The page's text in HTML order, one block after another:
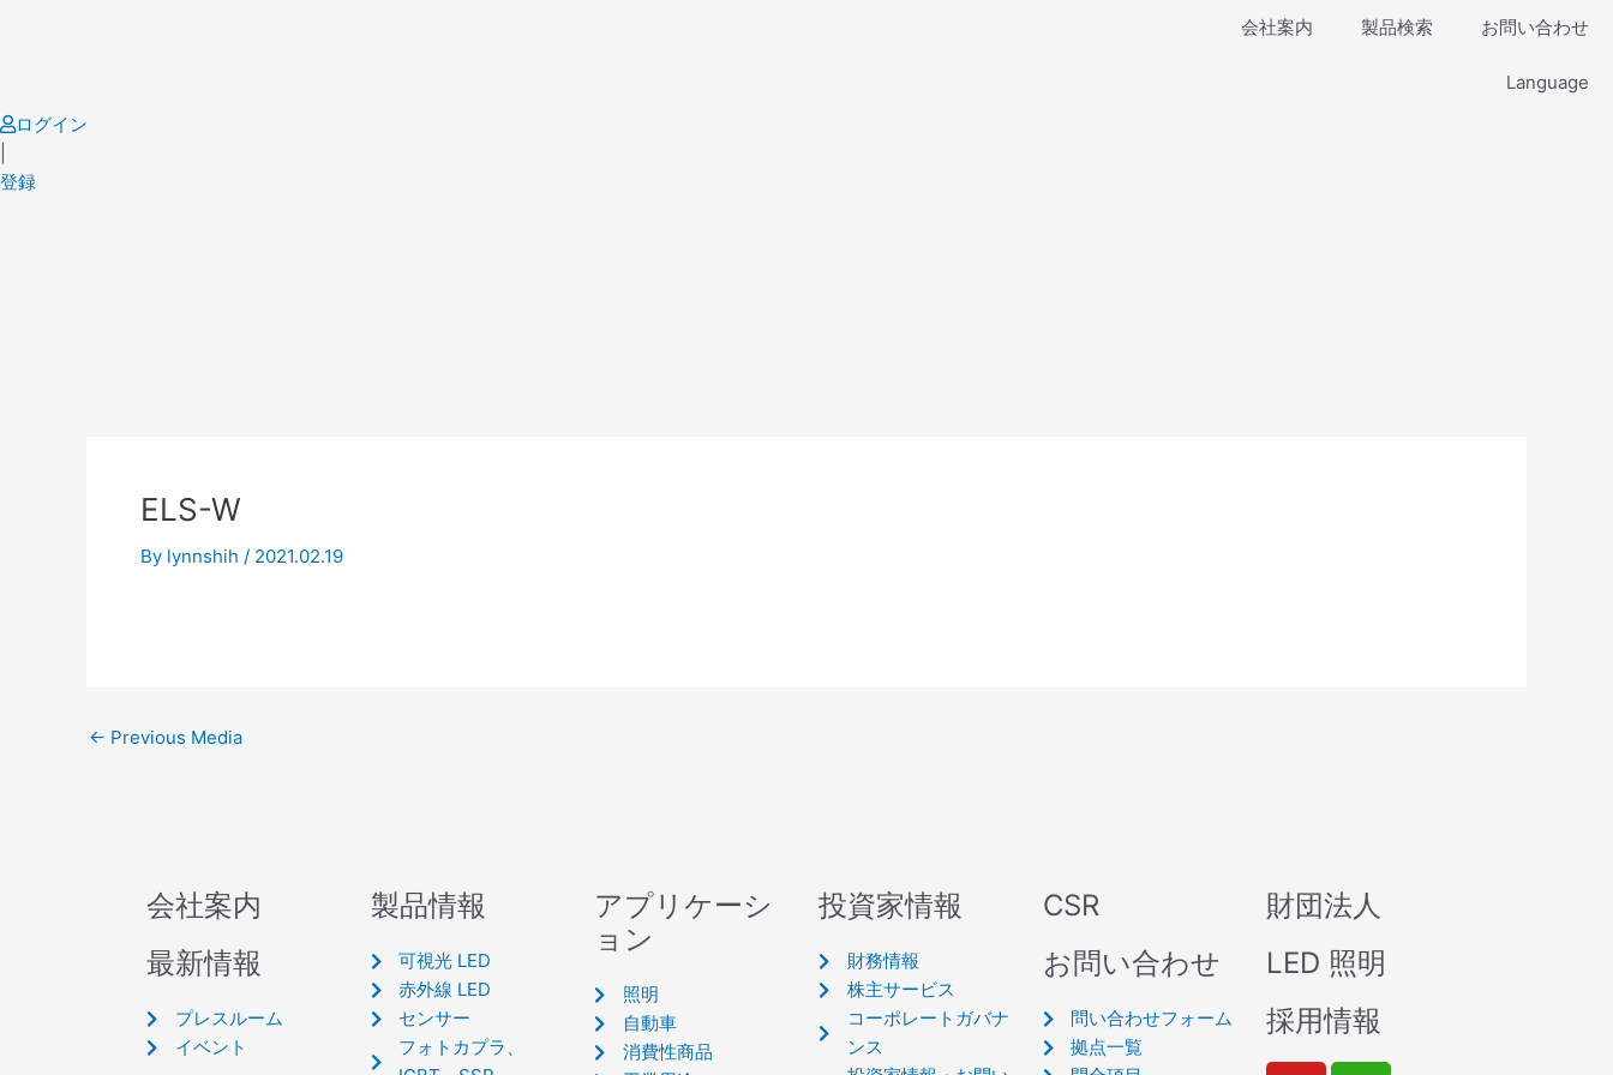
会社案内 製品検索 お問い合わせ
Language
ログイン
登録
ELS-W
By lynnshih / 2021.02.19
← Previous Media
会社案内
最新情報
プレスルーム
イベント
製品情報
可視光 LED
赤外線 LED
センサー
フォトカプラ、
アプリケーシ
ョン
照明
自動車
消費性商品
投資家情報
財務情報
株主サービス
コーポレートガバナ
ンス
CSR
お問い合わせ
問い合わせフォーム
拠点一覧
財団法人
LED 照明
採用情報